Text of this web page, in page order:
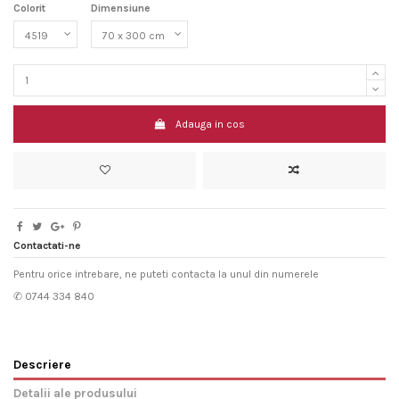
Colorit Dimensiune
Adauga in cos
Contactati-ne
Pentru orice intrebare, ne puteti contacta la unul din numerele
✆ 0744 334 840
Descriere
Detalii ale produsului